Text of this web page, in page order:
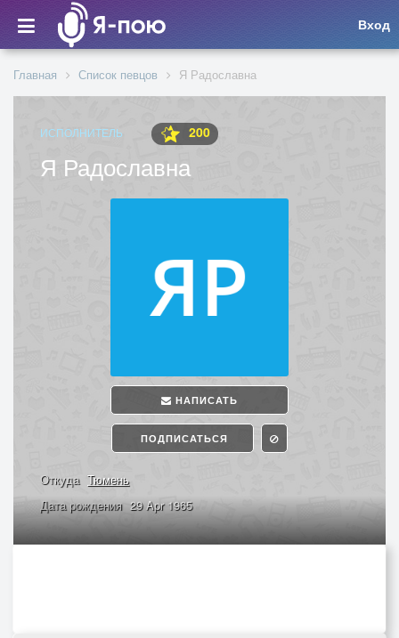
Вход
Главная Список певцов Я Радославна
ИСПОЛНИТЕЛЬ 200
Я Радославна
НАПИСАТЬ
ПОДПИСАТЬСЯ
Откуда Тюмень
Дата рождения 29 Apr 1965